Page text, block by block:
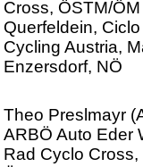
Theo Preslmayr
ARBÖ Auto Eder
Rad Cyclo Cross,